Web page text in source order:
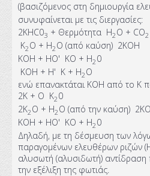
(βασιζόμενος στη δημιουργία
συνυφαίνεται με τις διεργασίες:
2KHC03 + Θερμότητα Η2 Ο + CO2
Κ2 Ο + Η2 Ο (από καύση) 2ΚΟΗ
ΚΟΗ + ΗΟ' ΚΟ + Η2 0
ΚΟΗ + Η' Κ + Η2 Ο
ενώ επανακτάται ΚΟΗ από το Κ
2Κ + Ο Κ2 0
2Κ2 Ο + Η2 Ο (από την καύση)
ΚΟΗ + ΗΟ' ΚΟ + Η2 0
Δηλαδή, με τη δέσμευση των
παραγομένων ελευθέρων ριζών
αλυσωτή (αλυσιδωτή) αντίδραση
την εξέλιξη της φωτιάς.